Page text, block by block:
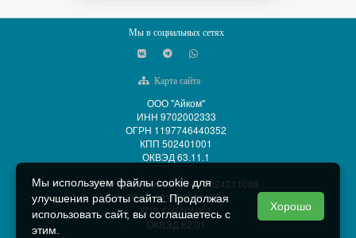
Мы в социальных сетях
Карта сайта
ООО "Айком"
ИНН 9702002333
ОГРН 1197746440352
КПП 502401001
ОКВЭД 63.11.1
ООО "АйСиБиКом" ИНН 5024211088
ОГРН 1215000014701
КПП 502401001
ОКВЭД 62.01
Мы используем файлы cookie для
улучшения работы сайта. Продолжая
использовать сайт, вы соглашаетесь с
этим.
Хорошо